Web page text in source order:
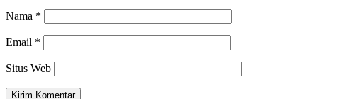
Nama *
Email *
Situs Web